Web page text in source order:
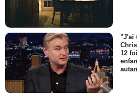
"J'ai
12